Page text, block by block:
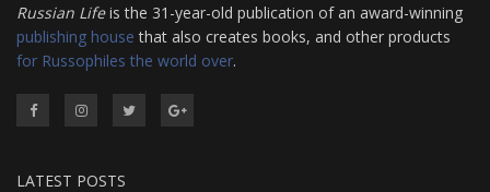
Russian Lifeis the 31-year-old publication of an award-winning
publishing house that also creates books, and other products
for Russophiles the world over.
LATEST POSTS